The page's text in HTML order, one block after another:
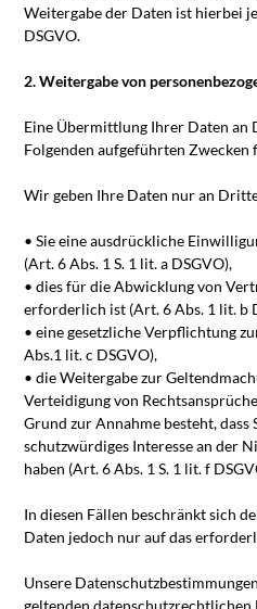
Weitergabe der Daten ist hierbei
DSGVO.
2. Weitergabe von
Eine Übermittlung Ihrer Daten an
Folgenden aufgeführten
Wir geben Ihre Daten nur an
• Sie eine ausdrückliche
(Art. 6 Abs. 1 S. 1 lit. a DSGVO),
• dies für die Abwicklung von
erforderlich ist (Art. 6 Abs. 1 lit. b
• eine gesetzliche Verpflichtung
Abs.1 lit. c DSGVO),
• die Weitergabe zur
Verteidigung von
Grund zur Annahme besteht, dass
schutzwürdiges Interesse an der
haben (Art. 6 Abs. 1 S. 1 lit. f
In diesen Fällen beschränkt sich
Daten jedoch nur auf das
Unsere
geltenden datenschutzrechtlichen